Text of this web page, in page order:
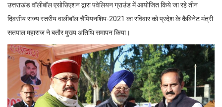
उत्तराखंड वॉलीबॉल एसोसिएशन द्वारा पवेलियन ग्राउंड में आयोजित किये जा रहे तीन
दिवसीय राज्य स्तरीय वालीबॉल चैंपियनशिप-2021 का रविवार को प्रदेश के कैबिनेट मंत्री
सतपाल महाराज ने बतौर मुख्य अतिथि समापन किया।